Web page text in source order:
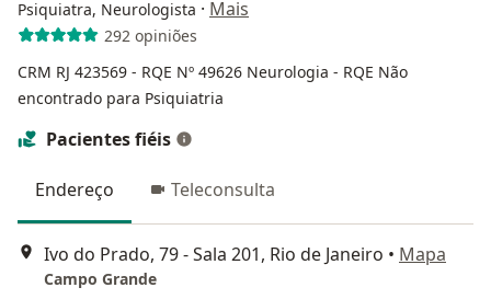
Psiquiatra, Neurologista · Mais
292 opiniões
CRM RJ 423569 - RQE Nº 49626 Neurologia - RQE Não
encontrado para Psiquiatria
Pacientes fiéis
Endereço Teleconsulta
Ivo do Prado, 79 - Sala 201, Rio de Janeiro • Mapa
Campo Grande